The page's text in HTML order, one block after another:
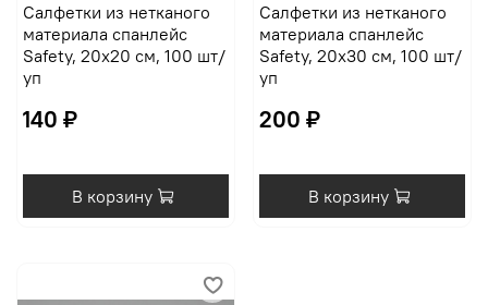
Салфетки из нетканого
материала спанлейс
Safety, 20х20 см, 100 шт/
уп
140 ₽
В корзину
Салфетки из нетканого
материала спанлейс
Safety, 20х30 см, 100 шт/
уп
200 ₽
В корзину